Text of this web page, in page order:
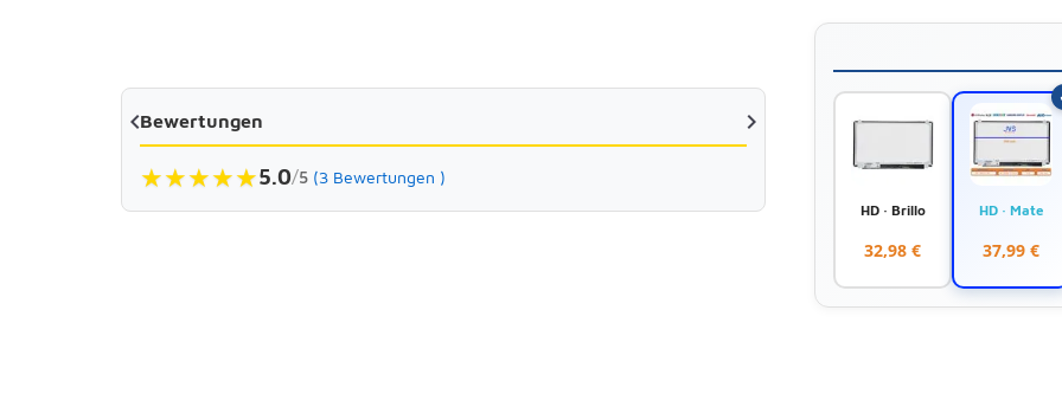
 
Bewertungen
★★★★★5.0/5 (3 Bewertungen )
HD · Brillo
32,98 €
HD · Mate
37,99 €